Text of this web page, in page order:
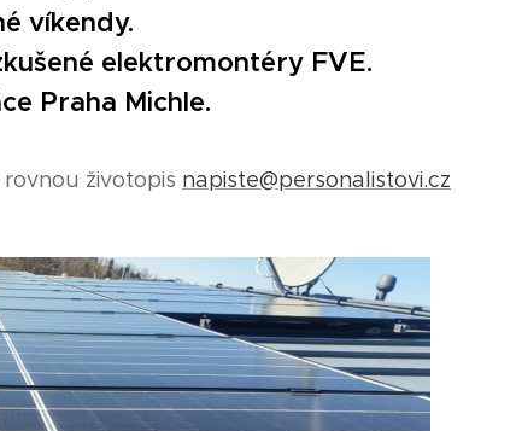
víkendy.
elektromontéry FVE.
Praha Michle.
životopis napiste@personalistovi.cz